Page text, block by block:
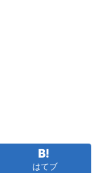
はてブ